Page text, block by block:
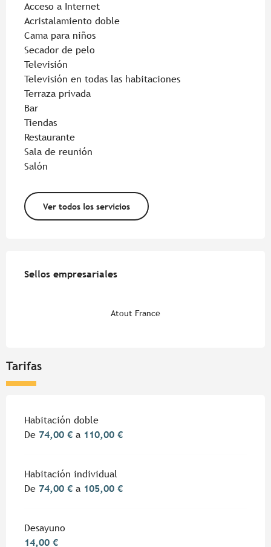
Acceso a Internet
Acristalamiento doble
Cama para niños
Secador de pelo
Televisión
Televisión en todas las habitaciones
Terraza privada
Bar
Tiendas
Restaurante
Sala de reunión
Salón
Ver todos los servicios
Sellos empresariales
Sellos empresariales
Atout France
Tarifas
Habitación doble
De 74,00 € a 110,00 €
Habitación individual
De 74,00 € a 105,00 €
Desayuno
14,00 €